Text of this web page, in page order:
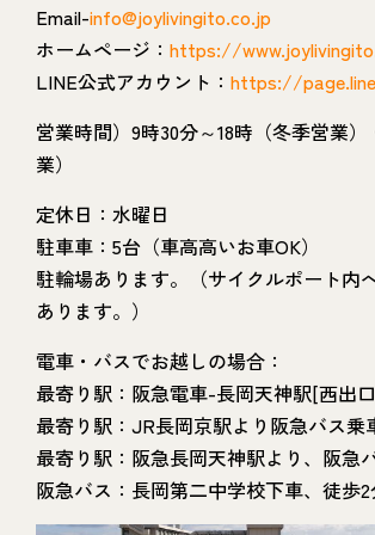
Email-info@joylivingito.co.jp
ホームページ： https://
LINE公式アカウント： https://
営業時間）9時30分～18時（冬季営業）
業）
定休日：水曜日
駐車車：5台（車高高いお車OK）
駐輪場あります。（サイクルポート内
あります。）
電車・バスでお越しの場合：
最寄り駅：阪急電車-長岡天神駅[西出
最寄り駅：JR長岡京駅より阪急バス乗
最寄り駅：阪急長岡天神駅より、阪急
阪急バス：長岡第二中学校下車、徒歩